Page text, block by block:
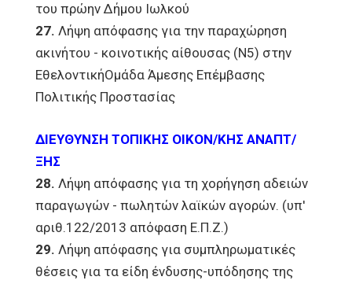
του πρώην Δήμου Ιωλκού
27. Λήψη απόφασης για την παραχώρηση
ακινήτου - κοινοτικής αίθουσας (Ν5) στην
ΕθελοντικήΟμάδα Άμεσης Επέμβασης
Πολιτικής Προστασίας
ΔΙΕΥΘΥΝΣΗ ΤΟΠΙΚΗΣ ΟΙΚΟΝ/ΚΗΣ ΑΝΑΠΤ/
ΞΗΣ
28. Λήψη απόφασης για τη χορήγηση αδειών
παραγωγών - πωλητών λαϊκών αγορών. (υπ'
αριθ.122/2013 απόφαση Ε.Π.Ζ.)
29. Λήψη απόφασης για συμπληρωματικές
θέσεις για τα είδη ένδυσης-υπόδησης της